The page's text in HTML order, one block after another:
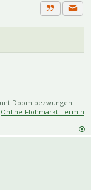
Zitat
Doom bezwungen
Online-Flohmarkt Termin